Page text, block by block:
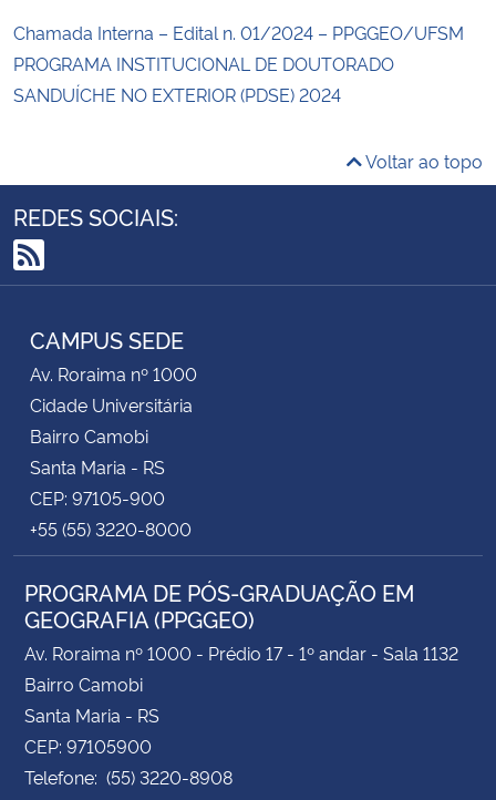
Chamada Interna – Edital n. 01/2024 – PPGGEO/UFSM
PROGRAMA INSTITUCIONAL DE DOUTORADO
SANDUÍCHE NO EXTERIOR (PDSE) 2024
Voltar ao topo
REDES SOCIAIS:
RSS
CAMPUS SEDE
Av. Roraima nº 1000
Cidade Universitária
Bairro Camobi
Santa Maria - RS
CEP: 97105-900
+55 (55) 3220-8000
PROGRAMA DE PÓS-GRADUAÇÃO EM
GEOGRAFIA (PPGGEO)
Av. Roraima nº 1000 - Prédio 17 - 1º andar - Sala 1132
Bairro Camobi
Santa Maria - RS
CEP: 97105900
Telefone: (55) 3220-8908